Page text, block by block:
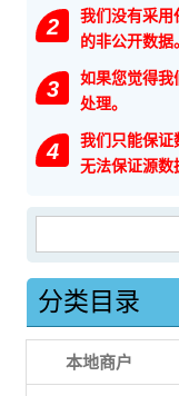
2
我们没有采用
的非公开数据。
3
如果您觉得我
处理。
4
我们只能保证
无法保证源数
分类目录
本地商户